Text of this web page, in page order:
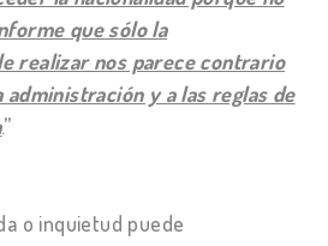
que sólo la
realizar nos parece contrario
administración y a las reglas de
.”
o inquietud puede